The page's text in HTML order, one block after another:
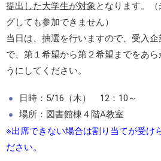
提出した大学生が対象となります。
グしても参加できません）
当日は、抽選を行いますので、受入
で、第１希望から第２希望までをあ
うにしてください。
日時：5/16（木） 12：10～
場所：図書館棟４階A教室
※出席できない場合は割り当てが受け
ださい。